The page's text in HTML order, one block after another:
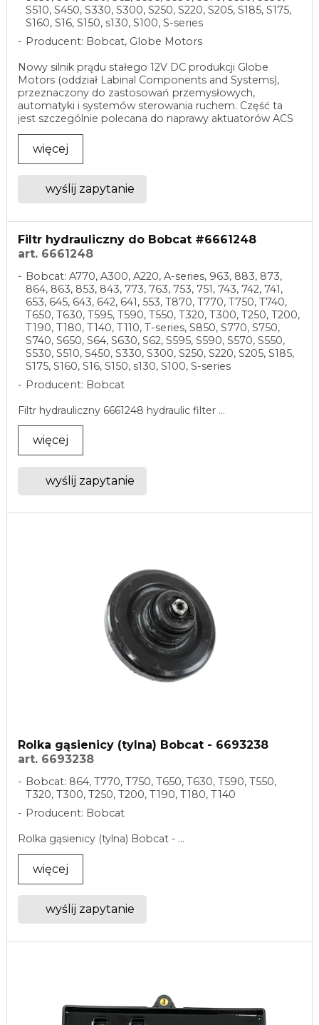
S510, S450, S330, S300, S250, S220, S205, S185, S175,
S160, S16, S150, s130, S100, S-series
Producent: Bobcat, Globe Motors
Nowy silnik prądu stałego 12V DC produkcji Globe
Motors (oddział Labinal Components and Systems),
przeznaczony do zastosowań przemysłowych,
automatyki i systemów sterowania ruchem. Część ta
jest szczególnie polecana do naprawy aktuatorów ACS
w ...
więcej
wyślij zapytanie
Filtr hydrauliczny do Bobcat #6661248
art. 6661248
Bobcat: A770, A300, A220, A-series, 963, 883, 873,
864, 863, 853, 843, 773, 763, 753, 751, 743, 742, 741,
653, 645, 643, 642, 641, 553, T870, T770, T750, T740,
T650, T630, T595, T590, T550, T320, T300, T250, T200,
T190, T180, T140, T110, T-series, S850, S770, S750,
S740, S650, S64, S630, S62, S595, S590, S570, S550,
S530, S510, S450, S330, S300, S250, S220, S205, S185,
S175, S160, S16, S150, s130, S100, S-series
Producent: Bobcat
Filtr hydrauliczny 6661248 hydraulic filter ...
więcej
wyślij zapytanie
Rolka gąsienicy (tylna) Bobcat - 6693238
art. 6693238
Bobcat: 864, T770, T750, T650, T630, T590, T550,
T320, T300, T250, T200, T190, T180, T140
Producent: Bobcat
Rolka gąsienicy (tylna) Bobcat - ...
więcej
wyślij zapytanie